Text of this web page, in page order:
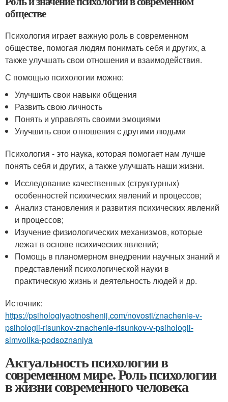
обществе
Психология играет важную роль в современном
обществе, помогая людям понимать себя и других, а
также улучшать свои отношения и взаимодействия.
С помощью психологии можно:
Улучшить свои навыки общения
Развить свою личность
Понять и управлять своими эмоциями
Улучшить свои отношения с другими людьми
Психология - это наука, которая помогает нам лучше
понять себя и других, а также улучшать наши жизни.
Исследование качественных (структурных)
особенностей психических явлений и процессов;
Анализ становления и развития психических явлений
и процессов;
Изучение физиологических механизмов, которые
лежат в основе психических явлений;
Помощь в планомерном внедрении научных знаний и
представлений психологической науки в
практическую жизнь и деятельность людей и др.
Источник:
https://psihologiyaotnoshenij.com/novosti/znachenie-v-
psihologii-risunkov-znachenie-risunkov-v-psihologii-
simvolika-podsoznaniya
Актуальность психологии в
современном мире. Роль психологии
в жизни современного человека